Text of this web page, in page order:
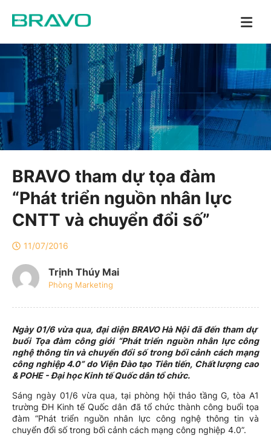
BRAVO tham dự tọa đàm
“Phát triển nguồn nhân lực
CNTT và chuyển đổi số”
11/07/2016
Trịnh Thúy Mai
Phòng Marketing
Ngày 01/6 vừa qua, đại diện BRAVO Hà Nội đã đến tham dự
buổi Tọa đàm công giới “Phát triển nguồn nhân lực công
nghệ thông tin và chuyển đổi số trong bối cảnh cách mạng
công nghiệp 4.0” do Viện Đào tạo Tiên tiến, Chất lượng cao
& POHE - Đại học Kinh tế Quốc dân tổ chức.
Sáng ngày 01/6 vừa qua, tại phòng hội thảo tầng G, tòa A1
trường ĐH Kinh tế Quốc dân đã tổ chức thành công buổi tọa
đàm “Phát triển nguồn nhân lực công nghệ thông tin và
chuyển đổi số trong bối cảnh cách mạng công nghiệp 4.0”.